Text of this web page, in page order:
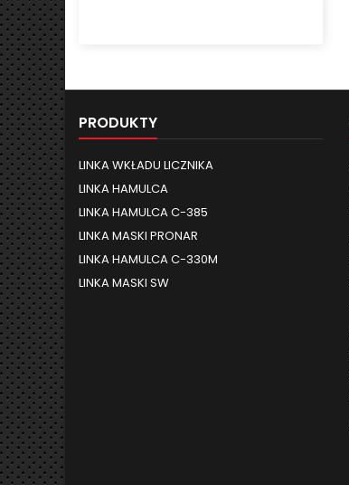
PRODUKTY
LINKA WKŁADU LICZNIKA
LINKA HAMULCA
LINKA HAMULCA C-385
LINKA MASKI PRONAR
LINKA HAMULCA C-330M
LINKA MASKI SW